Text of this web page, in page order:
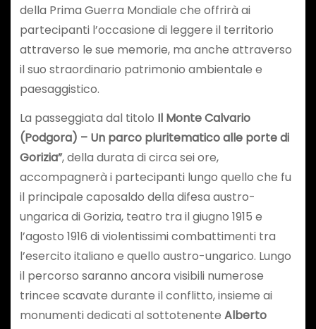
della Prima Guerra Mondiale che offrirà ai
partecipanti l’occasione di leggere il territorio
attraverso le sue memorie, ma anche attraverso
il suo straordinario patrimonio ambientale e
paesaggistico.
La passeggiata dal titolo Il Monte Calvario
(Podgora) – Un parco pluritematico alle porte di
Gorizia”, della durata di circa sei ore,
accompagnerà i partecipanti lungo quello che fu
il principale caposaldo della difesa austro-
ungarica di Gorizia, teatro tra il giugno 1915 e
l’agosto 1916 di violentissimi combattimenti tra
l’esercito italiano e quello austro-ungarico. Lungo
il percorso saranno ancora visibili numerose
trincee scavate durante il conflitto, insieme ai
monumenti dedicati al sottotenente Alberto